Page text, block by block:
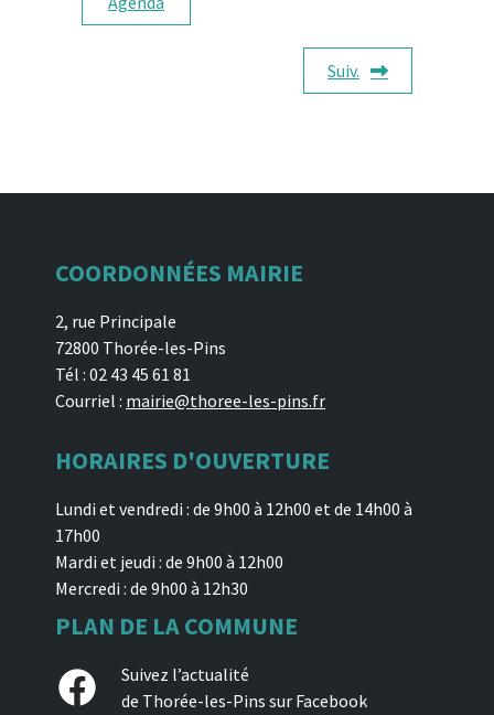
Suiv.
COORDONNÉES MAIRIE
2, rue Principale
72800 Thorée-les-Pins
Tél : 02 43 45 61 81
Courriel : mairie@thoree-les-pins.fr
HORAIRES D'OUVERTURE
Lundi et vendredi : de 9h00 à 12h00 et de 14h00 à
17h00
Mardi et jeudi : de 9h00 à 12h00
Mercredi : de 9h00 à 12h30
PLAN DE LA COMMUNE
Facebook
Suivez l’actualité
de Thorée-les-Pins sur Facebook